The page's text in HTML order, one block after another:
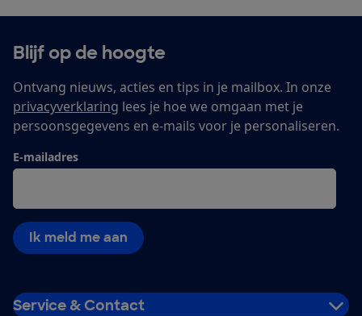
Blijf op de hoogte
Ontvang nieuws, acties en tips in je mailbox. In onze
privacyverklaring lees je hoe we omgaan met je
persoonsgegevens en e-mails voor je personaliseren.
E-mailadres
Ik meld me aan
Service & Contact